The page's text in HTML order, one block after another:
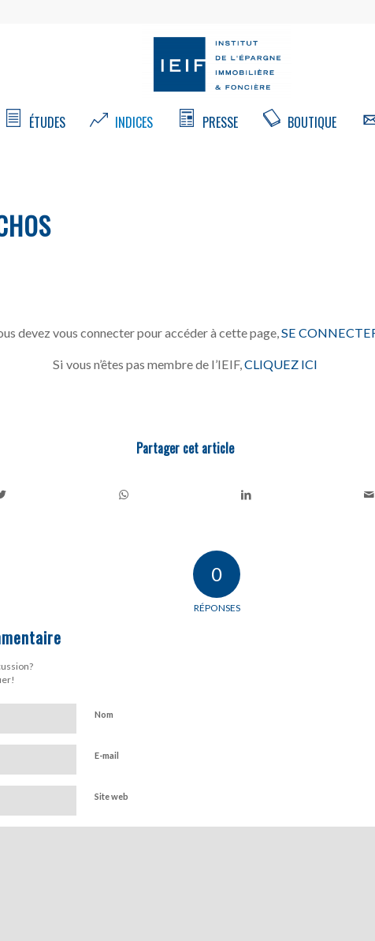
ÉTUDES INDICES PRESSE BOUTIQUE
devez vous connecter pour accéder à cette page, SE
Si vous n’êtes pas membre de l’IEIF,CLIQUEZ ICI
Partager cet article
0
RÉPONSES
Nom
E-mail
Site web